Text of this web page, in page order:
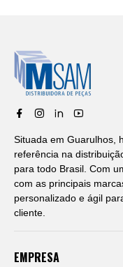
Situada em Guarulhos,
referência na
para todo Brasil. Com
com as principais
personalizado e ágil
cliente.
EMPRESA